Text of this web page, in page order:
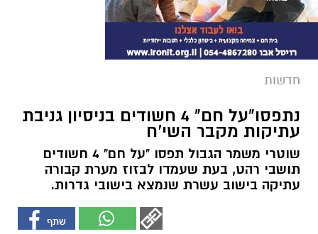
חדשות
נתפסו"על חם" 4 חשודים בניסיון גניבת
עתיקות מקבר השי'ח
שוטרי משמר הגבול תפסו "על חם" 4 חשודים
תושבי רהט, בעת שעמדו לבזוז מערת קבורה
עתיקה בישוב עשרת שנמצא בישובי גדרות.